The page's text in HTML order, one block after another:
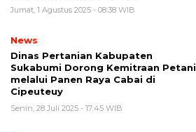
Jumat, 1 Agustus 2025 - 08:38 WIB
News
Dinas Pertanian Kabupaten
Sukabumi Dorong Kemitraan Petani
melalui Panen Raya Cabai di
Cipeuteuy
Senin, 28 Juli 2025 - 17:45 WIB